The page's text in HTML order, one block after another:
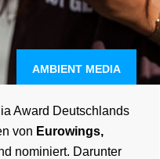
AMBIENT MEDIA
Award Deutschlands
von Eurowings,
nominiert. Darunter